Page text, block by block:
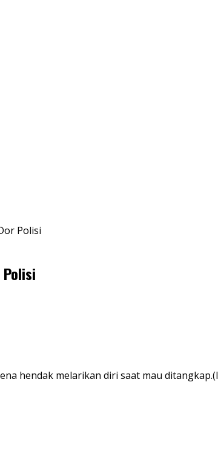
Polisi
hendak melarikan diri saat mau